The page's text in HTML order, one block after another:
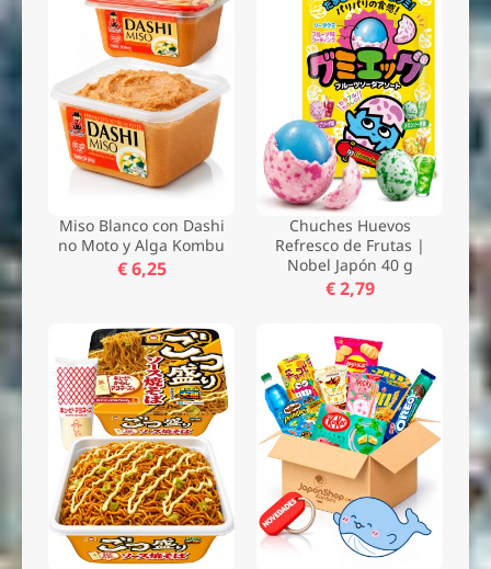
Miso Blanco con Dashi
no Moto y Alga Kombu
€ 6,25
Chuches Huevos
Refresco de Frutas |
Nobel Japón 40 g
€ 2,79